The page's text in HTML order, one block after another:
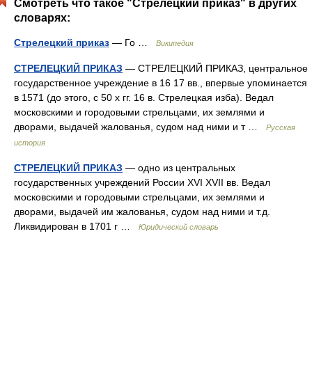
Смотреть что такое "Стрелецкий приказ" в других
словарях:
Стрелецкий приказ — Го … Википедия
СТРЕЛЕЦКИЙ ПРИКАЗ — СТРЕЛЕЦКИЙ ПРИКАЗ, центральное
государственное учреждение в 16 17 вв., впервые упоминается
в 1571 (до этого, с 50 х гг. 16 в. Стрелецкая изба). Ведал
московскими и городовыми стрельцами, их землями и
дворами, выдачей жалованья, судом над ними и т …
Русская
история
СТРЕЛЕЦКИЙ ПРИКАЗ — одно из центральных
государственных учреждений России XVI XVII вв. Ведал
московскими и городовыми стрельцами, их землями и
дворами, выдачей им жалованья, судом над ними и т.д.
Ликвидирован в 1701 г …
Юридический словарь